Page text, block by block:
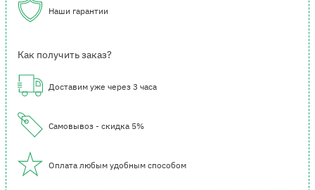
Наши гарантии
Как получить заказ?
Доставим уже через 3 часа
Самовывоз - скидка 5%
Оплата любым удобным способом